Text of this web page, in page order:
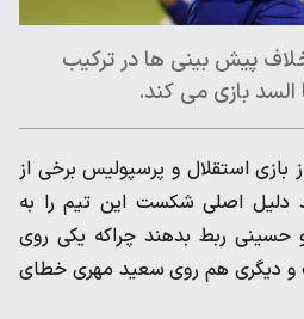
پیش بینی ها در ترکیب
السد بازی می کند.
بازی استقلال و پرسپولیس برخی از
دلیل اصلی شکست این تیم را به
حسینی ربط بدهند چراکه یکی روی
دیگری هم روی سعید مهری خطای